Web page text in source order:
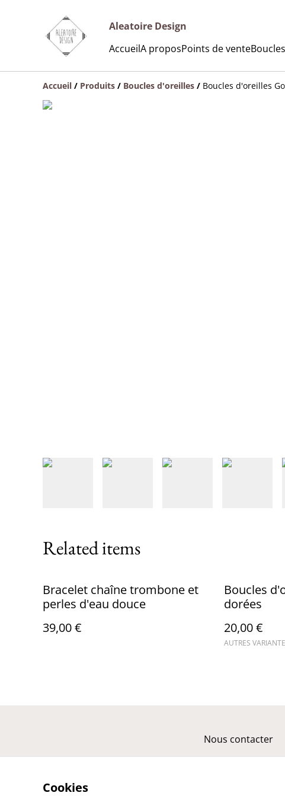
Aleatoire Design
AccueilA proposPoints de vente
Accueil / Produits / Boucles d'oreilles / Boucles d'oreilles
Related items
Bracelet chaîne trombone et
perles d'eau douce
39,00 €
Boucles
dorées
20,00 €
AUTRES
Nous contacter
Cookies